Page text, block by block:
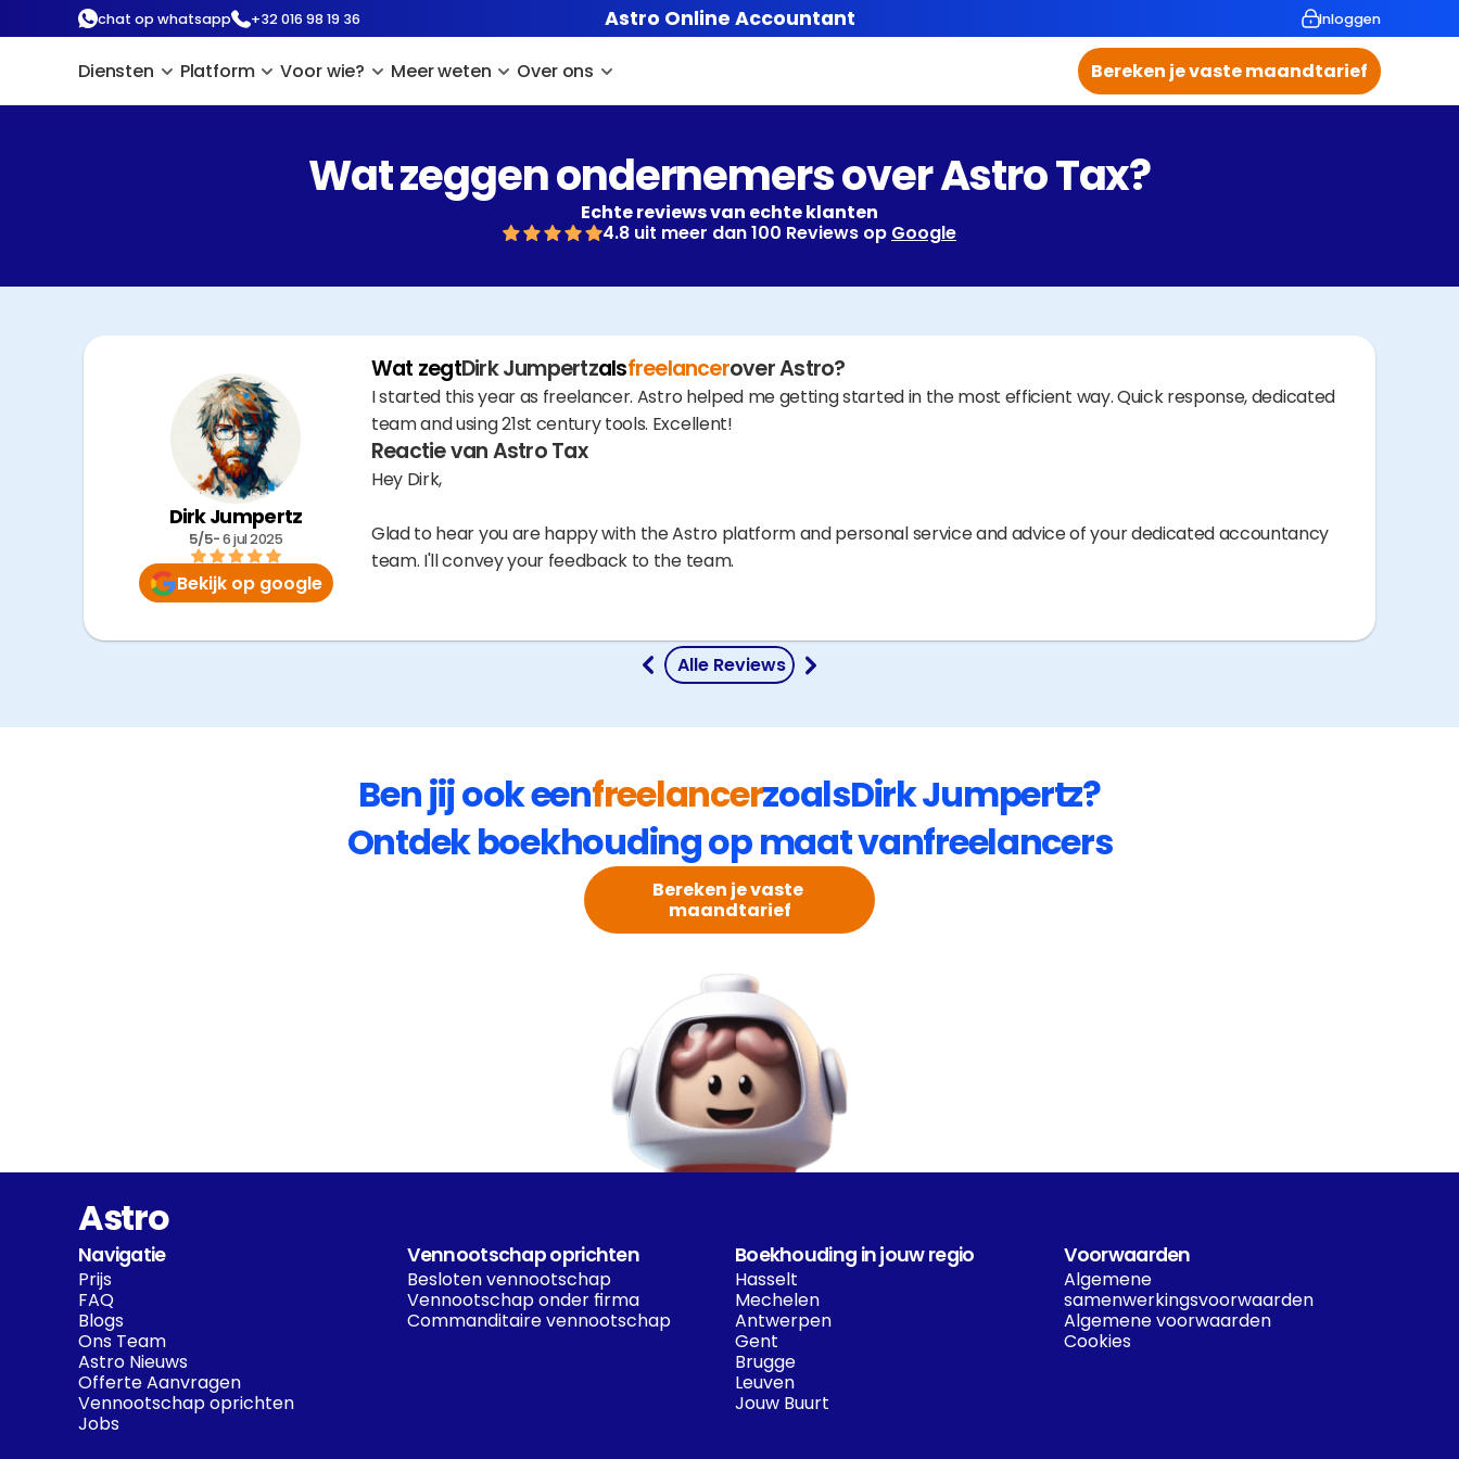
chat op whatsapp +32 016 98 19 36 Astro Online Accountant Inloggen
Diensten Platform Voor wie? Meer weten Over ons Bereken je vaste maandtarief
Wat zeggen ondernemers over Astro Tax?
Echte reviews van echte klanten
4.8 uit meer dan 100 Reviews op Google
Dirk Jumpertz
5/5- 6 jul 2025
Bekijk op google
Wat zegtDirk Jumpertzalsfreelancerover Astro?
I started this year as freelancer. Astro helped me getting started in the most efficient way. Quick response, dedicated
team and using 21st century tools. Excellent!
Reactie van Astro Tax
Hey Dirk,
Glad to hear you are happy with the Astro platform and personal service and advice of your dedicated accountancy
team. I'll convey your feedback to the team.
Alle Reviews
Ben jij ook eenfreelancerzoalsDirk Jumpertz?
Ontdek boekhouding op maat vanfreelancers
Bereken je vaste
maandtarief
Astro
Navigatie
Prijs
FAQ
Blogs
Ons Team
Astro Nieuws
Offerte Aanvragen
Vennootschap oprichten
Jobs
Vennootschap oprichten
Besloten vennootschap
Vennootschap onder firma
Commanditaire vennootschap
Boekhouding in jouw regio
Hasselt
Mechelen
Antwerpen
Gent
Brugge
Leuven
Jouw Buurt
Voorwaarden
Algemene
samenwerkingsvoorwaarden
Algemene voorwaarden
Cookies